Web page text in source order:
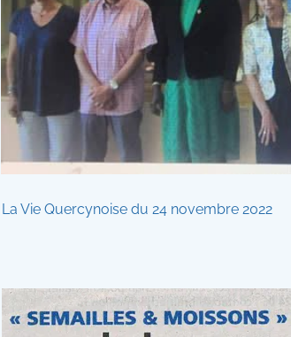
La Vie Quercynoise du 24 novembre 2022